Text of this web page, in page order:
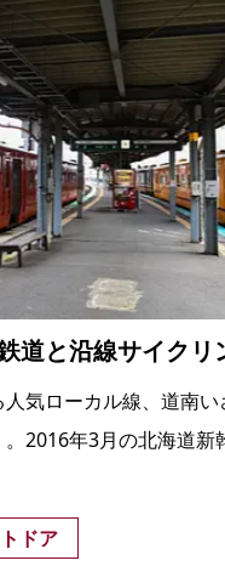
道と沿線サイクリ
気ローカル線、道南い
2016年3月の北海道新
ドア